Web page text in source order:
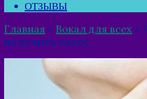
ОТЗЫВЫ
Главная » Вокал для всех »
полечить голос